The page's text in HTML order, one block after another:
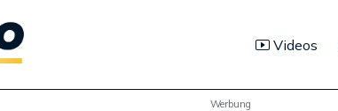
Videos
Werbung